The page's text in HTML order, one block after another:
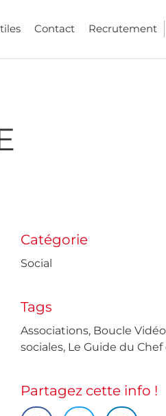
Contact Recrutement
Catégorie
Social
Tags
Associations, Boucle Vidéo
sociales, Le Guide du
Partagez cette info !